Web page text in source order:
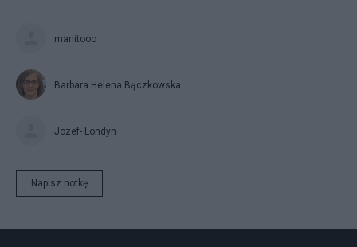
manitooo
Barbara Helena Bączkowska
Jozef- Londyn
Napisz notkę